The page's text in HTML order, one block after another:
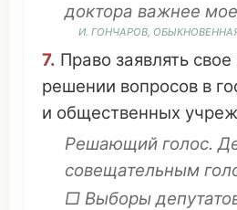
доктора важнее
И. ГОНЧАРОВ,
7. Право заявлять свое
решении вопросов в
и общественных
Решающий голос.
совещательным
□ Выборы